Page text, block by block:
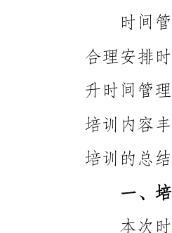
培训的总结。
一、培训目标
等方面的知识和技巧。